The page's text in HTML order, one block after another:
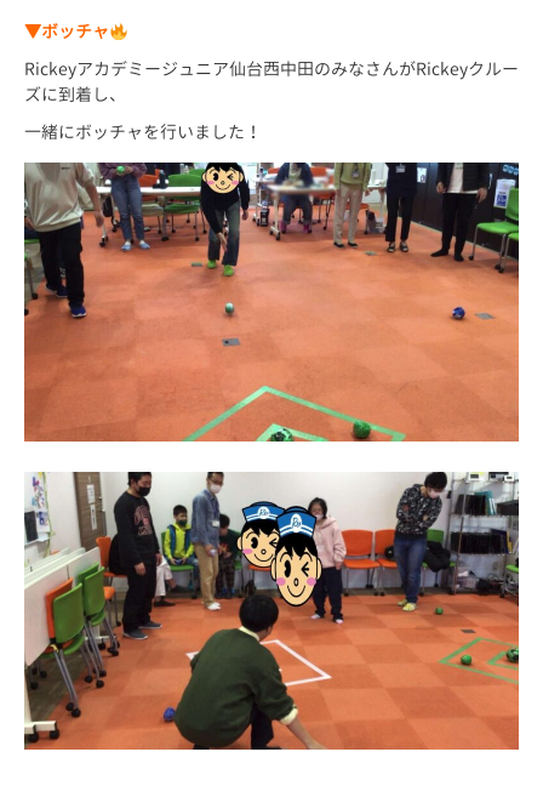
▼ボッチャ
Rickeyアカデミージュニア仙台西中田のみなさんがRickeyクルー
ズに到着し、
一緒にボッチャを行いました！